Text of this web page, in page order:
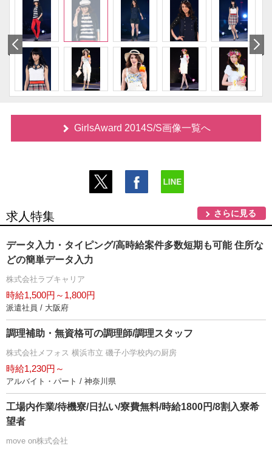
GirlsAward 2014S/S画像一覧へ
求人特集 さらに見る
データ入力・タイピング/高時給案件多数短期も可能 住所な
どの簡単データ入力
株式会社ラブキャリア
時給1,500円～1,800円
派遣社員 / 大阪府
調理補助・無資格可の調理師/調理スタッフ
株式会社メフォス 横浜市立 磯子小学校内の厨房
時給1,230円～
アルバイト・パート / 神奈川県
工場内作業/待機寮/日払い/寮費無料/時給1800円/8割入寮希
望者
move on株式会社